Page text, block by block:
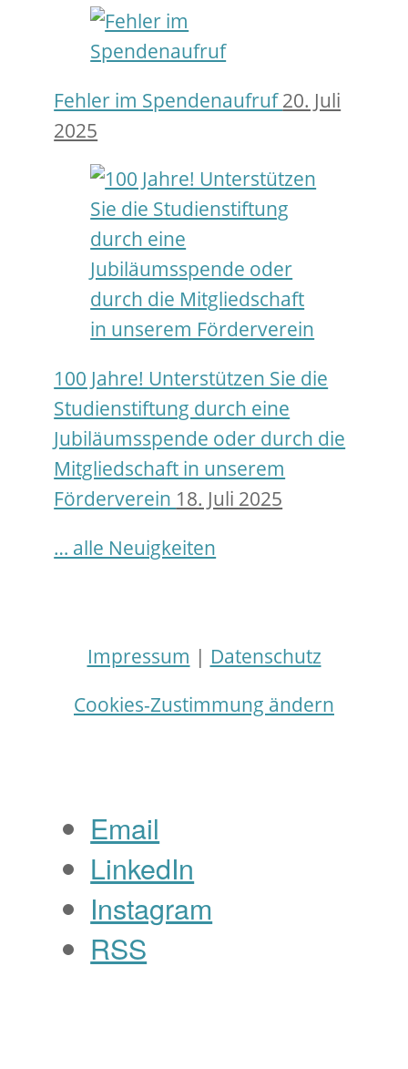
Fehler im Spendenaufruf20. Juli
2025
100 Jahre! Unterstützen Sie die
Studienstiftung durch eine
Jubiläumsspende oder durch die
Mitgliedschaft in unserem
Förderverein 18. Juli 2025
… alle Neuigkeiten
Impressum | Datenschutz
Cookies-Zustimmung ändern
Email
LinkedIn
Instagram
RSS